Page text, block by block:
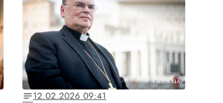
Foto: KNA
notes12.02.2026 09:41